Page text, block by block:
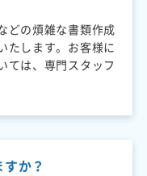
どの煩雑な書類作成
たします。お客様に
ては、専門スタッフ
か？